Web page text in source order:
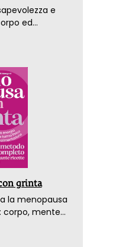
e
ed
grinta
la menopausa
corpo, mente